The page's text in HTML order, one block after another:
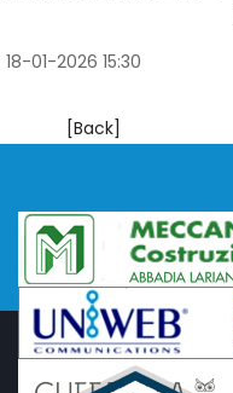
18-01-2026 15:30
[Back]